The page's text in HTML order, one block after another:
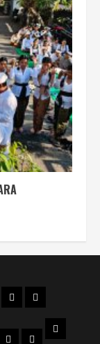
SERTIFIKAT
FILOSOFI
LOGO
WKSWKS
VISI